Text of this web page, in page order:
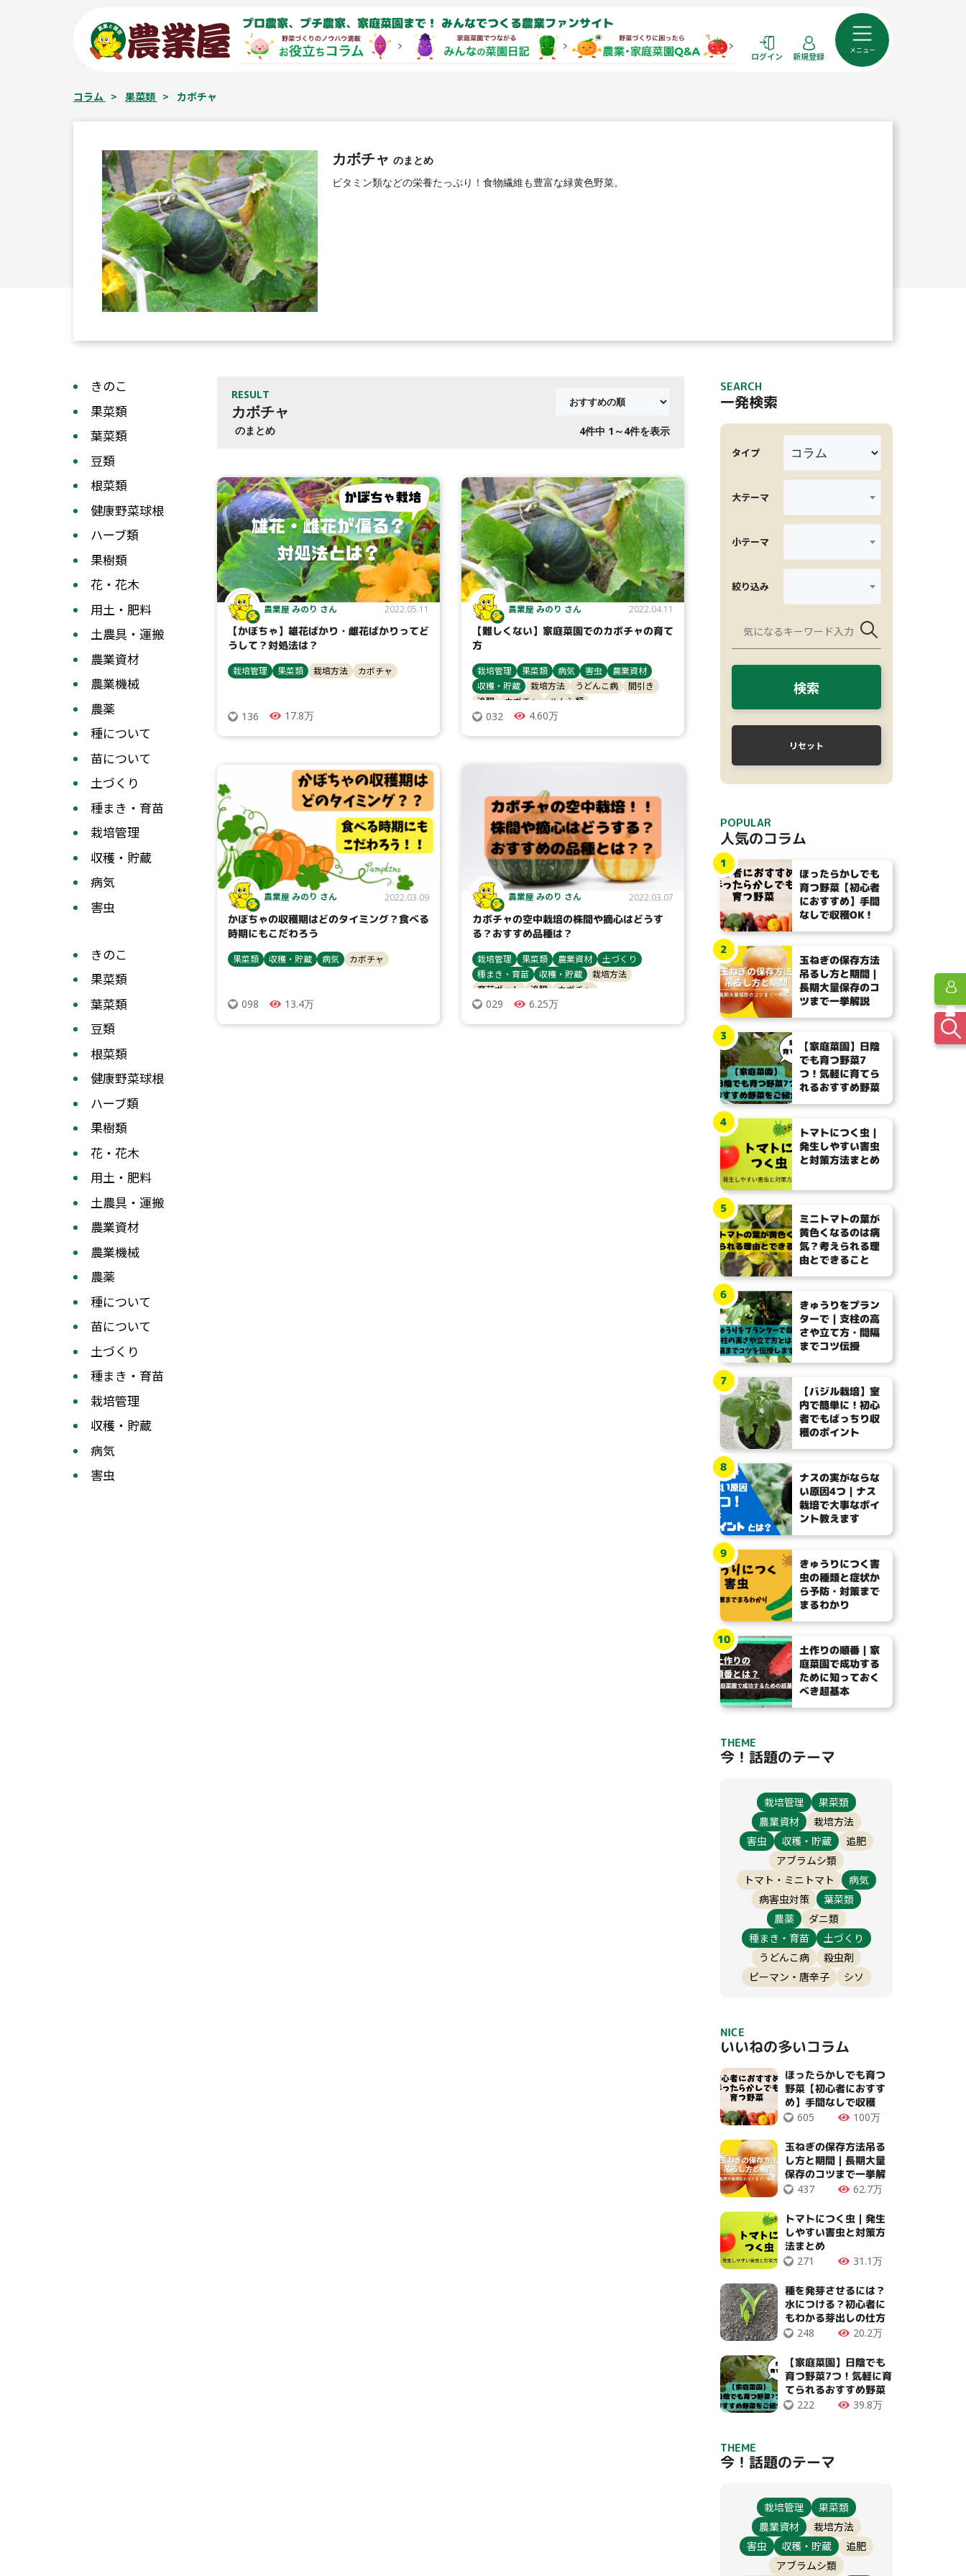
プロ農家、プチ農家、家庭菜園まで！ みんなでつくる農業ファンサイト
ログイン 新規登録
メニュー
コラム > 果菜類 > カボチャ
カボチャ のまとめ
ビタミン類などの栄養たっぷり！食物繊維も豊富な緑黄色野菜。
きのこ
果菜類
葉菜類
豆類
根菜類
健康野菜球根
ハーブ類
果樹類
花・花木
用土・肥料
土農具・運搬
農業資材
農業機械
農薬
種について
苗について
土づくり
種まき・育苗
栽培管理
収穫・貯蔵
病気
害虫
きのこ
果菜類
葉菜類
豆類
根菜類
健康野菜球根
ハーブ類
果樹類
花・花木
用土・肥料
土農具・運搬
農業資材
農業機械
農薬
種について
苗について
土づくり
種まき・育苗
栽培管理
収穫・貯蔵
病気
害虫
RESULT
カボチャ
のまとめ 4件中 1～4件を表示
農業屋 みのり さん 2022.05.11
【かぼちゃ】雄花ばかり・雌花ばかりってど
うして？対処法は？
栽培管理 果菜類 栽培方法 カボチャ
136 17.8万
農業屋 みのり さん 2022.04.11
【難しくない】家庭菜園でのカボチャの育て
方
栽培管理 果菜類 病気 害虫
農業資材
収穫・貯蔵
栽培方法 うどんこ病
間引き
追肥
カボチャ ハムシ類
032 4.60万
農業屋 みのり さん 2022.03.09
かぼちゃの収穫期はどのタイミング？食べる
時期にもこだわろう
果菜類 収穫・貯蔵 病気 カボチャ
098 13.4万
農業屋 みのり さん 2022.03.07
カボチャの空中栽培の株間や摘心はどうす
る？おすすめ品種は？
栽培管理 果菜類 農業資材
土づくり
種まき・育苗
収穫・貯蔵
栽培方法
育苗ポット
追肥 カボチャ
029 6.25万
SEARCH
一発検索
タイプ
大テーマ
小テーマ
絞り込み
検索
リセット
POPULAR
人気のコラム
ほったらかしでも
育つ野菜【初心者
におすすめ】手間
なしで収穫OK！
1
玉ねぎの保存方法
吊るし方と期間｜
長期大量保存のコ
ツまで一挙解説
2
【家庭菜園】日陰
でも育つ野菜7
つ！気軽に育てら
れるおすすめ野菜
3
トマトにつく虫｜
発生しやすい害虫
と対策方法まとめ
4
ミニトマトの葉が
黄色くなるのは病
気？考えられる理
由とできること
5
きゅうりをプラン
ターで｜支柱の高
さや立て方・間隔
までコツ伝授
6
【バジル栽培】室
内で簡単に！初心
者でもばっちり収
穫のポイント
7
ナスの実がならな
い原因4つ｜ナス
栽培で大事なポイ
ント教えます
8
きゅうりにつく害
虫の種類と症状か
ら予防・対策まで
まるわかり
9
土作りの順番｜家
庭菜園で成功する
ために知っておく
べき超基本
10
THEME
今！話題のテーマ
栽培管理
果菜類
農業資材
栽培方法
害虫
収穫・貯蔵
追肥
アブラムシ類
トマト・ミニトマト
病気
病害虫対策
葉菜類
農薬
ダニ類
種まき・育苗
土づくり
うどんこ病
殺虫剤
ピーマン・唐辛子
シソ
NICE
いいねの多いコラム
ほったらかしでも育つ
野菜【初心者におすす
め】手間なしで収穫
OK！
605 100万
玉ねぎの保存方法吊る
し方と期間｜長期大量
保存のコツまで一挙解
説 437 62.7万
トマトにつく虫｜発生
しやすい害虫と対策方
法まとめ
271 31.1万
種を発芽させるには？
水につける？初心者に
もわかる芽出しの仕方
248 20.2万
【家庭菜園】日陰でも
育つ野菜7つ！気軽に育
てられるおすすめ野菜
222 39.8万
THEME
今！話題のテーマ
栽培管理
果菜類
農業資材
栽培方法
害虫
収穫・貯蔵
追肥
アブラムシ類